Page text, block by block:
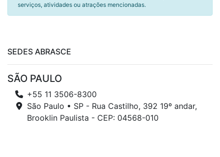
serviços, atividades ou atrações mencionadas.
SEDES ABRASCE
SÃO PAULO
+55 11 3506-8300
São Paulo • SP - Rua Castilho, 392 19º andar,
Brooklin Paulista - CEP: 04568-010